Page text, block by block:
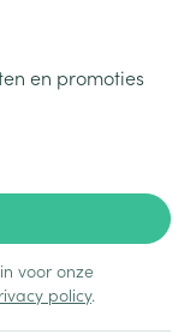
en promoties
voor onze
policy.